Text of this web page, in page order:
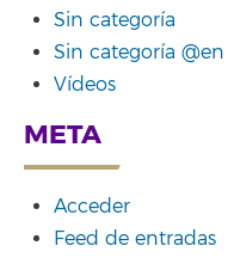
Sin categoría
Sin categoría @en
Vídeos
META
Acceder
Feed de entradas